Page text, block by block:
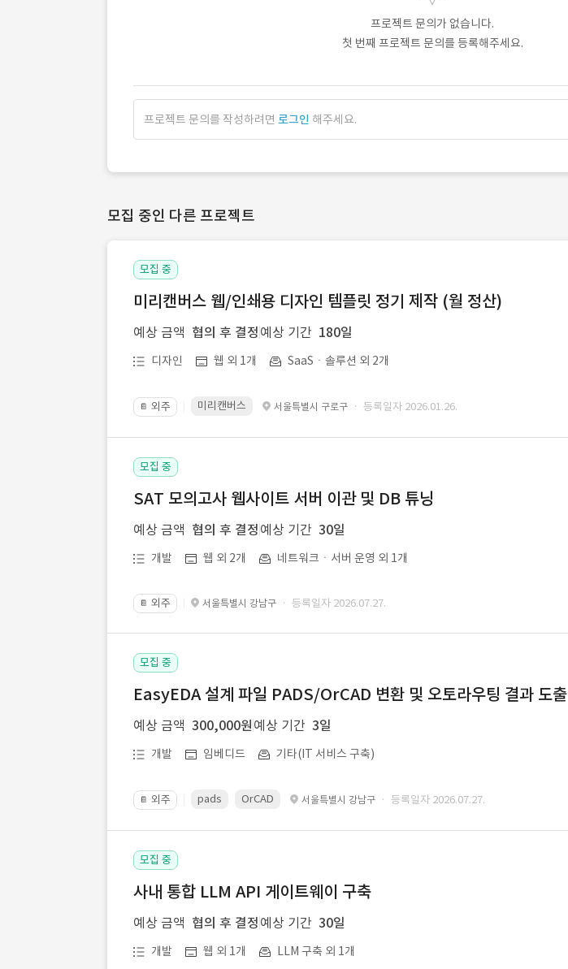
프로젝트 문의가 없습니다.
첫 번째 프로젝트 문의를 등록해주세요.
프로젝트 문의를 작성하려면 로그인 해주세요.
모집 중인 다른 프로젝트
모집 중
미리캔버스 웹/인쇄용 디자인 템플릿 정기 제작 (월 정산)
예상 금액 협의 후 결정 예상 기간 180일
디자인 웹 외 1개 SaaSㆍ솔루션 외 2개
📔 외주 미리캔버스 서울특별시 구로구 · 등록일자 2026.01.26.
모집 중
SAT 모의고사 웹사이트 서버 이관 및 DB 튜닝
예상 금액 협의 후 결정 예상 기간 30일
개발 웹 외 2개 네트워크ㆍ서버 운영 외 1개
📔 외주 서울특별시 강남구 · 등록일자 2026.07.27.
모집 중
EasyEDA 설계 파일 PADS/OrCAD 변환 및 오토라우팅 결과 도출
예상 금액 300,000원 예상 기간 3일
개발 임베디드 기타(IT 서비스 구축)
📔 외주 pads OrCAD 서울특별시 강남구 · 등록일자 2026.07.27.
모집 중
사내 통합 LLM API 게이트웨이 구축
예상 금액 협의 후 결정 예상 기간 30일
개발 웹 외 1개 LLM 구축 외 1개